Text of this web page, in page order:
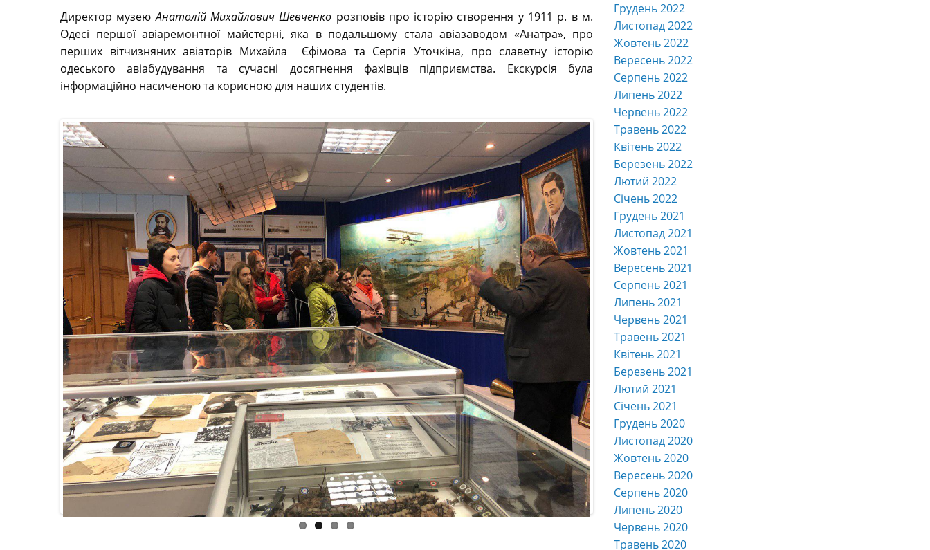
Директор музеюАнатолій Михайлович Шевченко розповів про історію створення у 1911 р. в м.
Одесі першої авіаремонтної майстерні, яка в подальшому стала авіазаводом «Анатра», про
перших вітчизняних авіаторів Михайла Єфімова та Сергія Уточкіна, про славетну історію
одеського авіабудування та сучасні досягнення фахівців підприємства. Екскурсія була
інформаційно насиченою та корисною для наших студентів.
Грудень 2022
Листопад 2022
Жовтень 2022
Вересень 2022
Серпень 2022
Липень 2022
Червень 2022
Травень 2022
Квітень 2022
Березень 2022
Лютий 2022
Січень 2022
Грудень 2021
Листопад 2021
Жовтень 2021
Вересень 2021
Серпень 2021
Липень 2021
Червень 2021
Травень 2021
Квітень 2021
Березень 2021
Лютий 2021
Січень 2021
Грудень 2020
Листопад 2020
Жовтень 2020
Вересень 2020
Серпень 2020
Липень 2020
Червень 2020
Травень 2020